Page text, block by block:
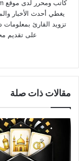
يغطي أحدث الأخبار
تزويد القارئ
على تقديم
مقالات ذات صلة